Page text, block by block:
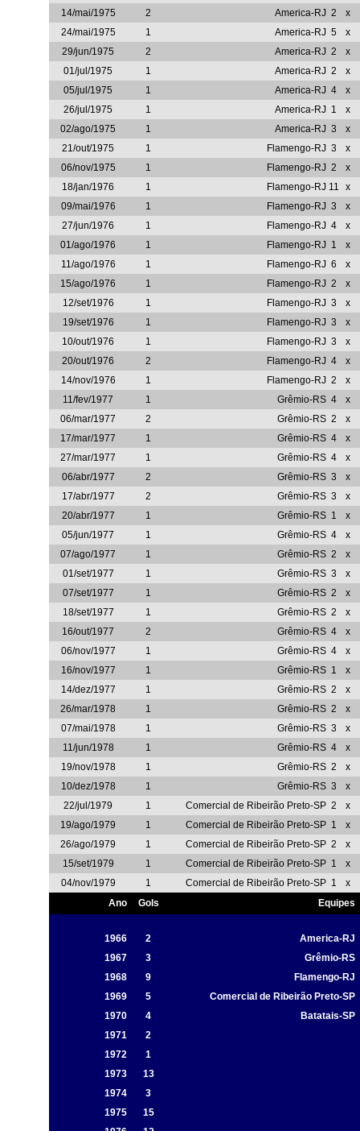
14/mai/1975
2 America-RJ 2 x
24/mai/1975
1 America-RJ 5 x
29/jun/1975
2 America-RJ 2 x
01/jul/1975
1 America-RJ 2 x
05/jul/1975
1 America-RJ 4 x
26/jul/1975
1 America-RJ 1 x
02/ago/1975
1 America-RJ 3 x
21/out/1975
1 Flamengo-RJ 3 x
06/nov/1975
1 Flamengo-RJ 2 x
18/jan/1976
1 Flamengo-RJ 11 x
09/mai/1976
1 Flamengo-RJ 3 x
27/jun/1976
1 Flamengo-RJ 4 x
01/ago/1976
1 Flamengo-RJ 1 x
11/ago/1976
1 Flamengo-RJ 6 x
15/ago/1976
1 Flamengo-RJ 2 x
12/set/1976
1 Flamengo-RJ 3 x
19/set/1976
1 Flamengo-RJ 3 x
10/out/1976
1 Flamengo-RJ 3 x
20/out/1976
2 Flamengo-RJ 4 x
14/nov/1976
1 Flamengo-RJ 2 x
11/fev/1977
1 Grêmio-RS 4 x
06/mar/1977
2 Grêmio-RS 2 x
17/mar/1977
1 Grêmio-RS 4 x
27/mar/1977
1 Grêmio-RS 4 x
06/abr/1977
2 Grêmio-RS 3 x
17/abr/1977
2 Grêmio-RS 3 x
20/abr/1977
1 Grêmio-RS 1 x
05/jun/1977
1 Grêmio-RS 4 x
07/ago/1977
1 Grêmio-RS 2 x
01/set/1977
1 Grêmio-RS 3 x
07/set/1977
1 Grêmio-RS 2 x
18/set/1977
1 Grêmio-RS 2 x
16/out/1977
2 Grêmio-RS 4 x
06/nov/1977
1 Grêmio-RS 4 x
16/nov/1977
1 Grêmio-RS 1 x
14/dez/1977
1 Grêmio-RS 2 x
26/mar/1978
1 Grêmio-RS 2 x
07/mai/1978
1 Grêmio-RS 3 x
11/jun/1978
1 Grêmio-RS 4 x
19/nov/1978
1 Grêmio-RS 2 x
10/dez/1978
1 Grêmio-RS 3 x
22/jul/1979
1 Comercial de Ribeirão Preto-SP 2 x
19/ago/1979
1 Comercial de Ribeirão Preto-SP 1 x
26/ago/1979
1 Comercial de Ribeirão Preto-SP 2 x
15/set/1979
1 Comercial de Ribeirão Preto-SP 1 x
04/nov/1979
1 Comercial de Ribeirão Preto-SP 1 x
Ano
Gols Equipes
1966 2
America-RJ
1967
3
Grêmio-RS
1968
9
Flamengo-RJ
1969
5
Comercial de Ribeirão Preto-SP
1970
4
Batatais-SP
1971
2
1972
1
1973
13
1974
3
1975
15